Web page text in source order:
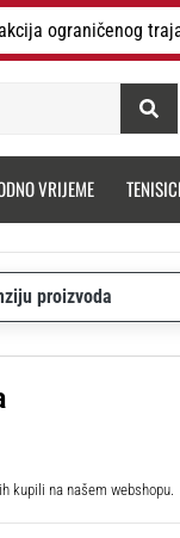
ograničenog
VRIJEME
proizvoda
kupili na našem webshopu.